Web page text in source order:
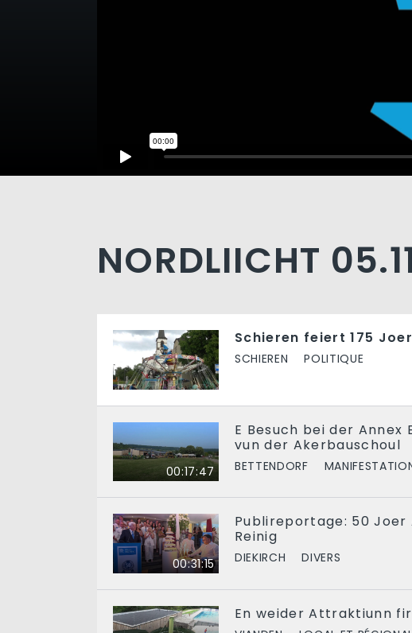
NORDLIICHT
Schieren feiert 175 Joer
SCHIEREN POLITIQUE
00:17:47
E Besuch bei der Annex
vun der Akerbauschoul
BETTENDORF
00:31:15
Publireportage: 50 Joer
Reinig
DIEKIRCH DIVERS
En weider Attraktiunn